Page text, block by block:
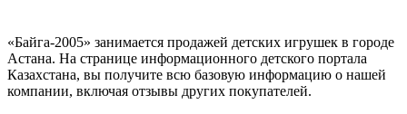
«Байга-2005» занимается продажей детских игрушек в городе
Астана. На странице информационного детского портала
Казахстана, вы получите всю базовую информацию о нашей
компании, включая отзывы других покупателей.